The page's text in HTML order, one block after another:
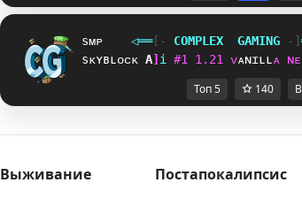
sᴍᴘ ◁══[‐ COMPL EX GAMING ‐]
sᴋʏʙʟᴏᴄᴋ \U i #1 1 . 21 ᴠᴀɴɪʟʟᴀ ɴᴇ
Топ 5 140
Выживание Постапокалипсис